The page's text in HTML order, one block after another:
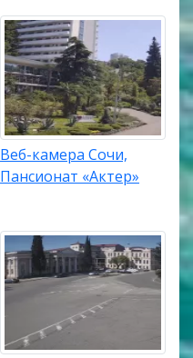
Веб-камера Сочи,
Пансионат «Актер»